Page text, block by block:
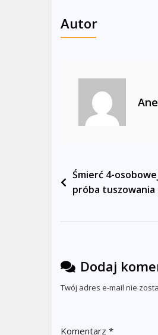
Autor
Nawigacja
wpisu
Śmierć 4-
próba tuszowania
Dodaj
Twój adres e-mail nie
Komentarz *